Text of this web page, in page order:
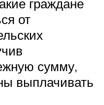
граждане
от
сумму,
выплачивать